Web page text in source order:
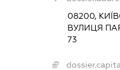
08200,
ВУЛИЦЯ
73